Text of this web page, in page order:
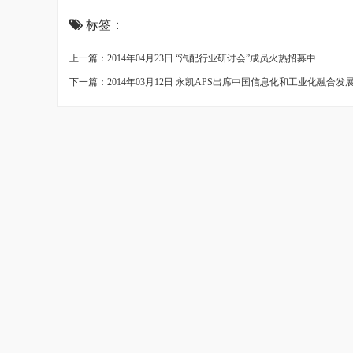
标签：
上一篇：2014年04月23日 “汽配行业研讨会”成员火热招募中
下一篇：2014年03月12日 永凯APS出席中国信息化和工业化融合发